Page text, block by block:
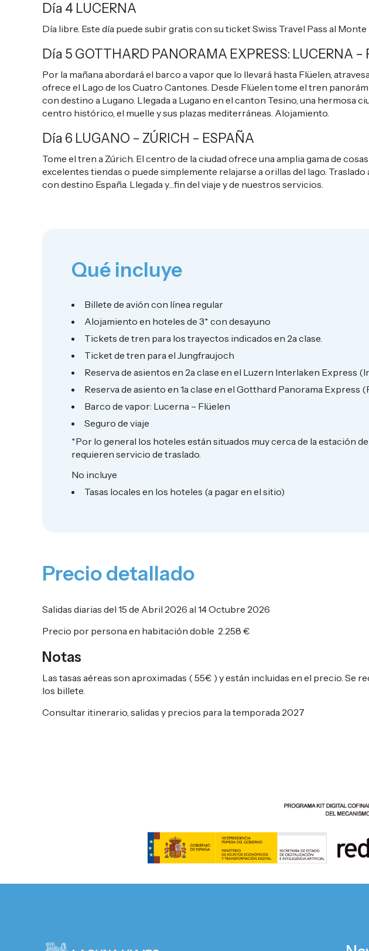
Día 4 LUCERNA
Día libre. Este día puede subir gratis con su ticket Swiss Travel Pass al Monte
Día 5 GOTTHARD PANORAMA EXPRESS: LUCERNA –
Por la mañana abordará el barco a vapor que lo llevará hasta Flüelen,
ofrece el Lago de los Cuatro Cantones. Desde Flüelen tome el tren
con destino a Lugano. Llegada a Lugano en el canton Tesino, una hermosa
centro histórico, el muelle y sus plazas mediterráneas. Alojamiento.
Día 6 LUGANO – ZÚRICH – ESPAÑA
Tome el tren a Zúrich. El centro de la ciudad ofrece una amplia gama de
excelentes tiendas o puede simplemente relajarse a orillas del lago.
con destino España. Llegada y…fin del viaje y de nuestros servicios.
Qué incluye
Billete de avión con línea regular
Alojamiento en hoteles de 3* con desayuno
Tickets de tren para los trayectos indicados en 2a clase.
Ticket de tren para el Jungfraujoch
Reserva de asientos en 2a clase en el Luzern Interlaken Express
Reserva de asiento en 1a clase en el Gotthard Panorama Express
Barco de vapor: Lucerna – Flüelen
Seguro de viaje
*Por lo general los hoteles están situados muy cerca de la estación
requieren servicio de traslado.
No incluye
Tasas locales en los hoteles (a pagar en el sitio)
Precio detallado
Salidas diarias del 15 de Abril 2026 al 14 Octubre 2026
Precio por persona en habitación doble 2.258 €
Notas
Las tasas aéreas son aproximadas ( 55€ ) y están incluidas en el precio. Se
los billete.
Consultar itinerario, salidas y precios para la temporada 2027